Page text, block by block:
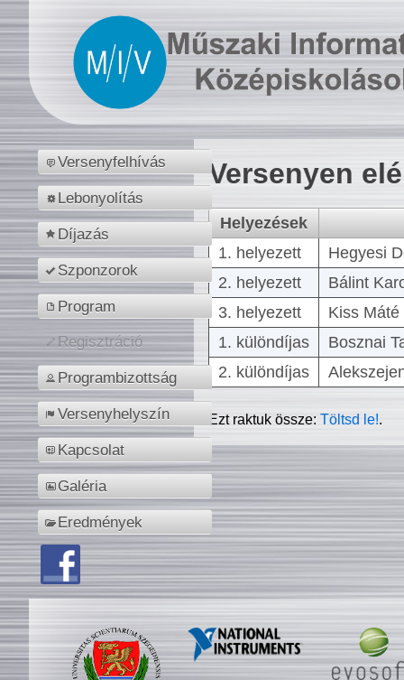
Versenyfelhívás
Lebonyolítás
Díjazás
Szponzorok
Program
Regisztráció
Programbizottság
Versenyhelyszín
Kapcsolat
Galéria
Eredmények
Versenyen
Helyezések
1. helyezett
Hegyesi
2. helyezett
Bálint
3. helyezett
Kiss
1. különdíjas
Bosznai
2. különdíjas
Ezt raktuk össze:Töltsd le!.